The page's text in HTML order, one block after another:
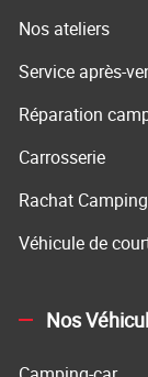
Nos ateliers
Service après-
Réparation
Carrosserie
Rachat
Véhicule de
Nos